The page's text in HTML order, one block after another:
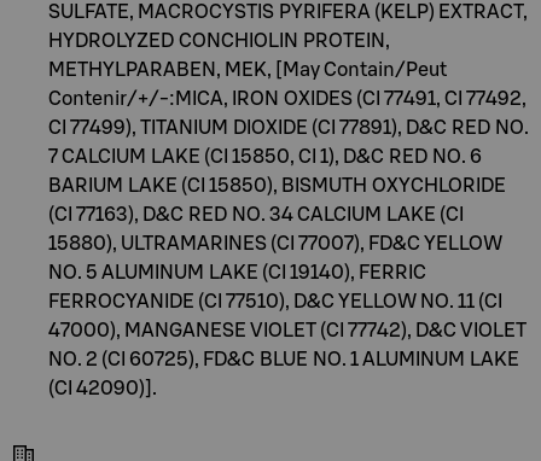
SULFATE, MACROCYSTIS PYRIFERA (KELP) EXTRACT,
HYDROLYZED CONCHIOLIN PROTEIN,
METHYLPARABEN, MEK, [May Contain/Peut
Contenir/+/-:MICA, IRON OXIDES (CI 77491, CI 77492,
CI 77499), TITANIUM DIOXIDE (CI 77891), D&C RED NO.
7 CALCIUM LAKE (CI 15850, CI 1), D&C RED NO. 6
BARIUM LAKE (CI 15850), BISMUTH OXYCHLORIDE
(CI 77163), D&C RED NO. 34 CALCIUM LAKE (CI
15880), ULTRAMARINES (CI 77007), FD&C YELLOW
NO. 5 ALUMINUM LAKE (CI 19140), FERRIC
FERROCYANIDE (CI 77510), D&C YELLOW NO. 11 (CI
47000), MANGANESE VIOLET (CI 77742), D&C VIOLET
NO. 2 (CI 60725), FD&C BLUE NO. 1 ALUMINUM LAKE
(CI 42090)].